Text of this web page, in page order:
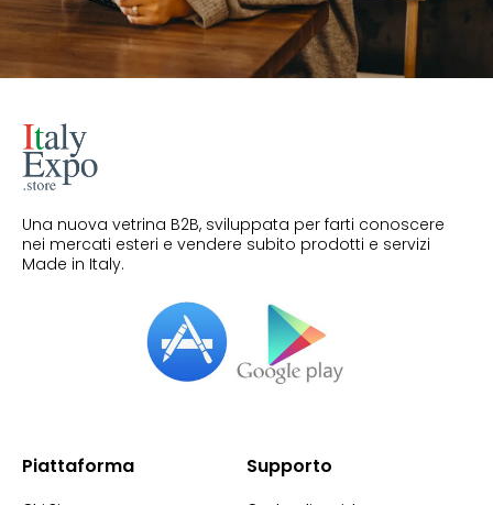
Una nuova vetrina B2B, sviluppata per farti conoscere
nei mercati esteri e vendere subito prodotti e servizi
Made in Italy.
Piattaforma Supporto